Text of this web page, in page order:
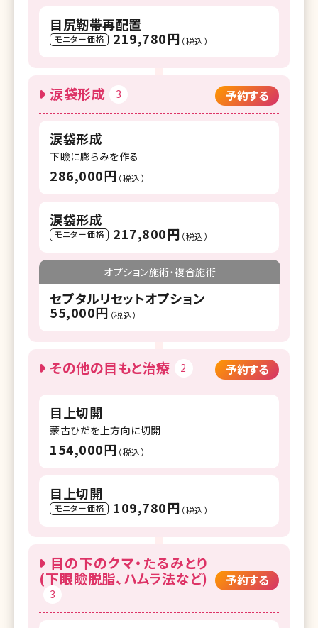
目尻靭帯再配置
モニター価格 219,780円 （税込）
涙袋形成 3 予約する
涙袋形成
下瞼に膨らみを作る
286,000円 （税込）
涙袋形成
モニター価格 217,800円 （税込）
オプション施術・複合施術
セプタルリセットオプション
55,000円 （税込）
その他の目もと治療 2 予約する
目上切開
蒙古ひだを上方向に切開
154,000円 （税込）
目上切開
モニター価格 109,780円 （税込）
目の下のクマ・たるみとり
(下眼瞼脱脂、ハムラ法など)
3
予約する